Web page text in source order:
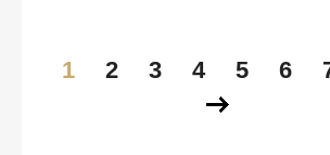
1 2 3 4 5 6